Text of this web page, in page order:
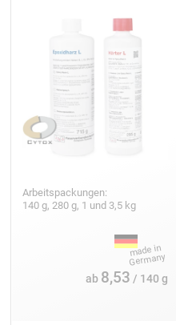
Arbeitspackungen:
140 g, 280 g, 1 und 3,5 kg
ab 8,53 / 140 g